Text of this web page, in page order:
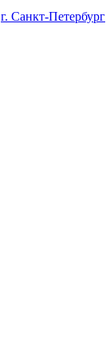
г. Санкт-Петербург